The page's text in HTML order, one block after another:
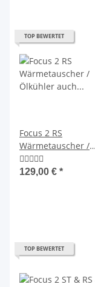
TOP BEWERTET
Focus 2 RS
Wärmetauscher /
Ölkühler auch als
Upgrade für Focus
129,00 € *
TOP BEWERTET